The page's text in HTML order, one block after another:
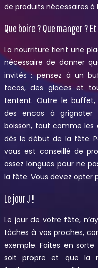
de produits nécessaires
Que boire ? Que manger ?
La nourriture tient une
nécessaire de donner
invités : pensez à un
tacos, des glaces et
tentent. Outre le buffet,
des encas à grignoter
boisson, tout comme les
dès le début de la fête.
vous est conseillé de
assez longues pour ne
la fête. Vous devez opter
Le jour J !
Le jour de votre fête,
tâches à vos proches,
exemple. Faites en
soit propre et que la